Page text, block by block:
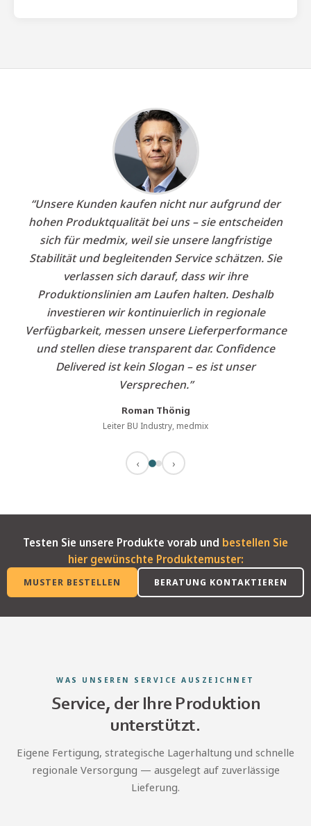
“Unsere Kunden kaufen nicht nur aufgrund der
hohen Produktqualität bei uns – sie entscheiden
sich für medmix, weil sie unsere langfristige
Stabilität und begleitenden Service schätzen. Sie
verlassen sich darauf, dass wir ihre
Produktionslinien am Laufen halten. Deshalb
investieren wir kontinuierlich in regionale
Verfügbarkeit, messen unsere Lieferperformance
und stellen diese transparent dar. Confidence
Delivered ist kein Slogan – es ist unser
Versprechen.”
Roman Thönig
Leiter BU Industry, medmix
‹ ›
Testen Sie unsere Produkte vorab und bestellen Sie
hier gewünschte Produktemuster:
MUSTER BESTELLEN BERATUNG KONTAKTIEREN
WAS UNSEREN SERVICE AUSZEICHNET
Service, der Ihre Produktion
unterstützt.
Eigene Fertigung, strategische Lagerhaltung und schnelle
regionale Versorgung — ausgelegt auf zuverlässige
Lieferung.